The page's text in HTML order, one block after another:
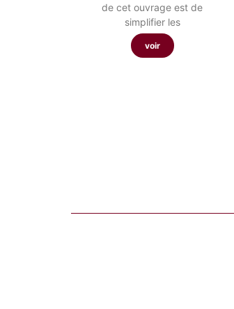
de cet ouvrage est de
simplifier les
voir